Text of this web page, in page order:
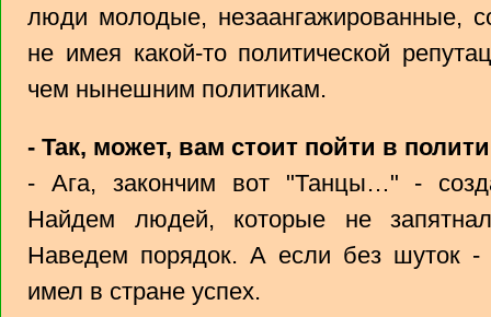
люди молодые, незаангажированные,
не имея какой-то политической
чем нынешним политикам.
- Так, может, вам стоит пойти в
- Ага, закончим вот "Танцы…" -
Найдем людей, которые не
Наведем порядок. А если без шуток -
имел в стране успех.